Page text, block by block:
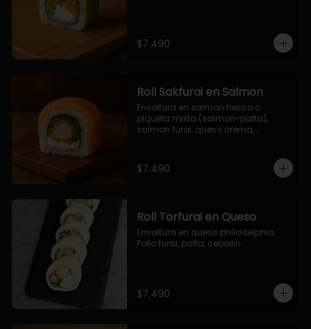
$7.490
Roll Sakfurai en Salmon
Envoltura en salmon fresco o
plqueta mixta (salmon-palta),
salmon furai, queso crema,
$7.490
Roll Torfurai en Queso
Envoltura en queso philadelphia.
Pollo furai, palta, cebollin.
$7.490